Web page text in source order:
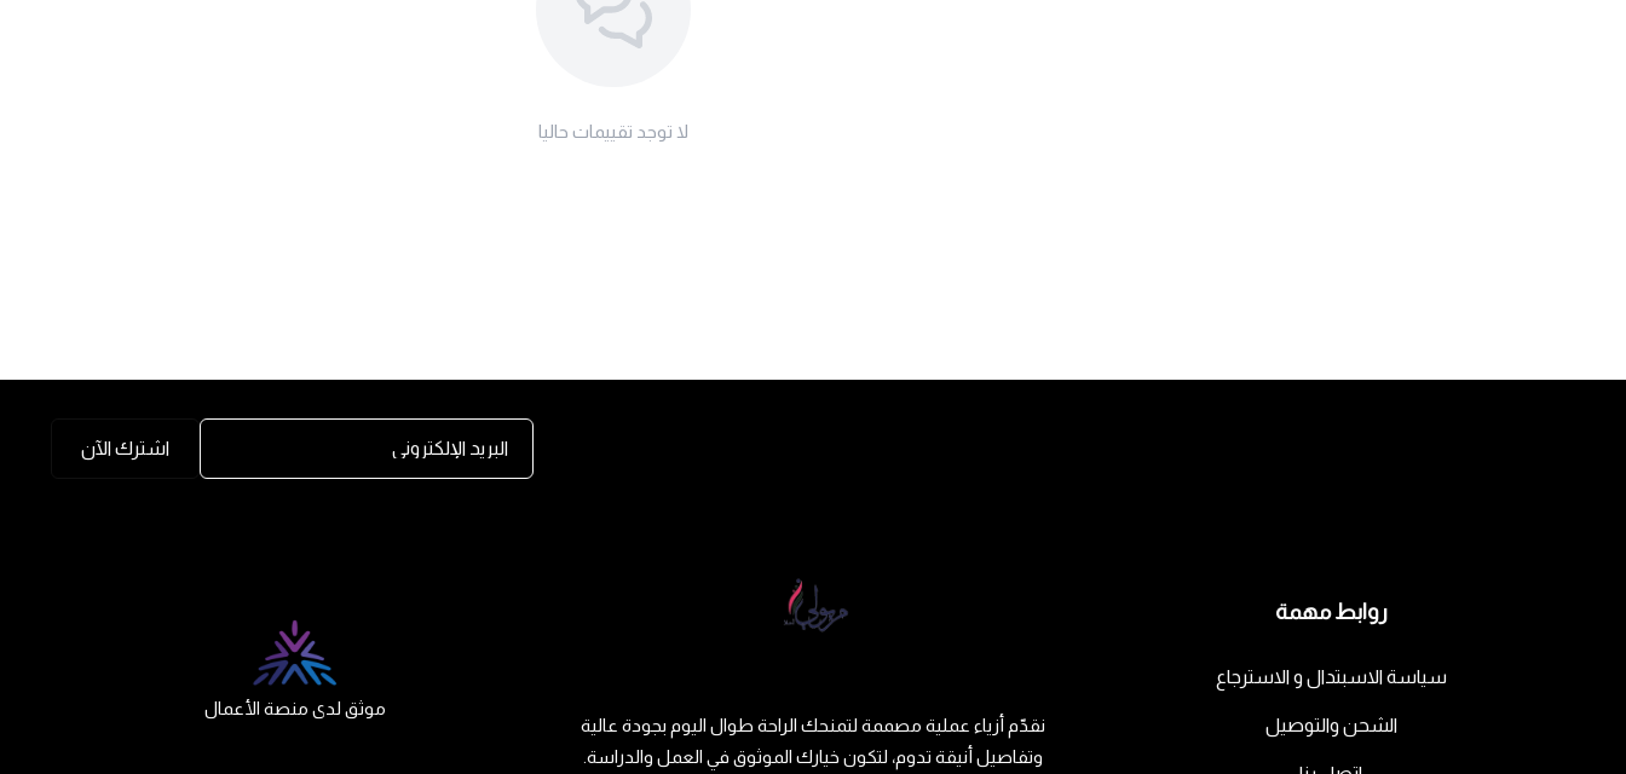
لا توجد تقييمات حاليا
البريد الإلكتروني
اشترك الآن
روابط مهمة
سياسة الاسبتدال و الاسترجاع
الشحن والتوصيل
نقدّم أزياء عملية مصممة لتمنحك الراحة طوال اليوم بجودة عالية
وتفاصيل أنيقة تدوم، لتكون خيارك الموثوق في العمل والدراسة.
موثق لدى منصة الأعمال